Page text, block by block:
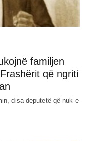
familjen
që ngriti
disa deputetë që nuk e